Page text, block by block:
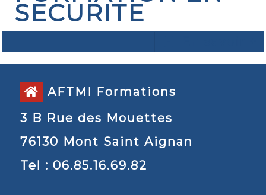
SECURITE
AFTMI Formations
3 B Rue des Mouettes
76130 Mont Saint Aignan
Tel : 06.85.16.69.82